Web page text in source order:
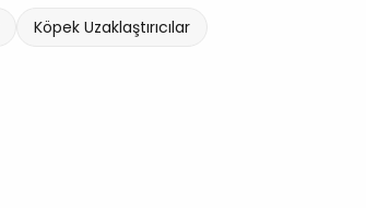
Köpek Uzaklaştırıcılar